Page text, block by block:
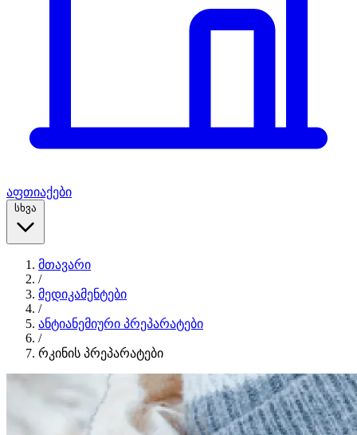
აფთიაქები
სხვა
მთავარი
/
მედიკამენტები
/
ანტიანემიური პრეპარატები
/
რკინის პრეპარატები